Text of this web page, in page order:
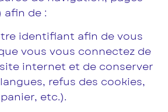
afin de :
identifiant afin de vous
vous vous connectez de
internet et de conserver
refus des cookies,
etc.).